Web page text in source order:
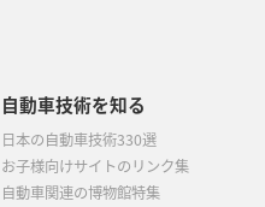
自動車技術を知る
日本の自動車技術330選
お子様向けサイトのリンク集
自動車関連の博物館特集